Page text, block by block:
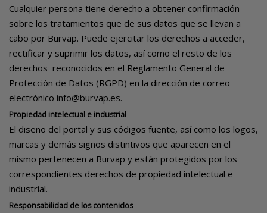
Cualquier persona tiene derecho a obtener confirmación
sobre los tratamientos que de sus datos que se llevan a
cabo por Burvap. Puede ejercitar los derechos a acceder,
rectificar y suprimir los datos, así como el resto de los
derechos reconocidos en el Reglamento General de
Protección de Datos (RGPD) en la dirección de correo
electrónico info@burvap.es.
Propiedad intelectual e industrial
El diseño del portal y sus códigos fuente, así como los logos,
marcas y demás signos distintivos que aparecen en el
mismo pertenecen a Burvap y están protegidos por los
correspondientes derechos de propiedad intelectual e
industrial.
Responsabilidad de los contenidos